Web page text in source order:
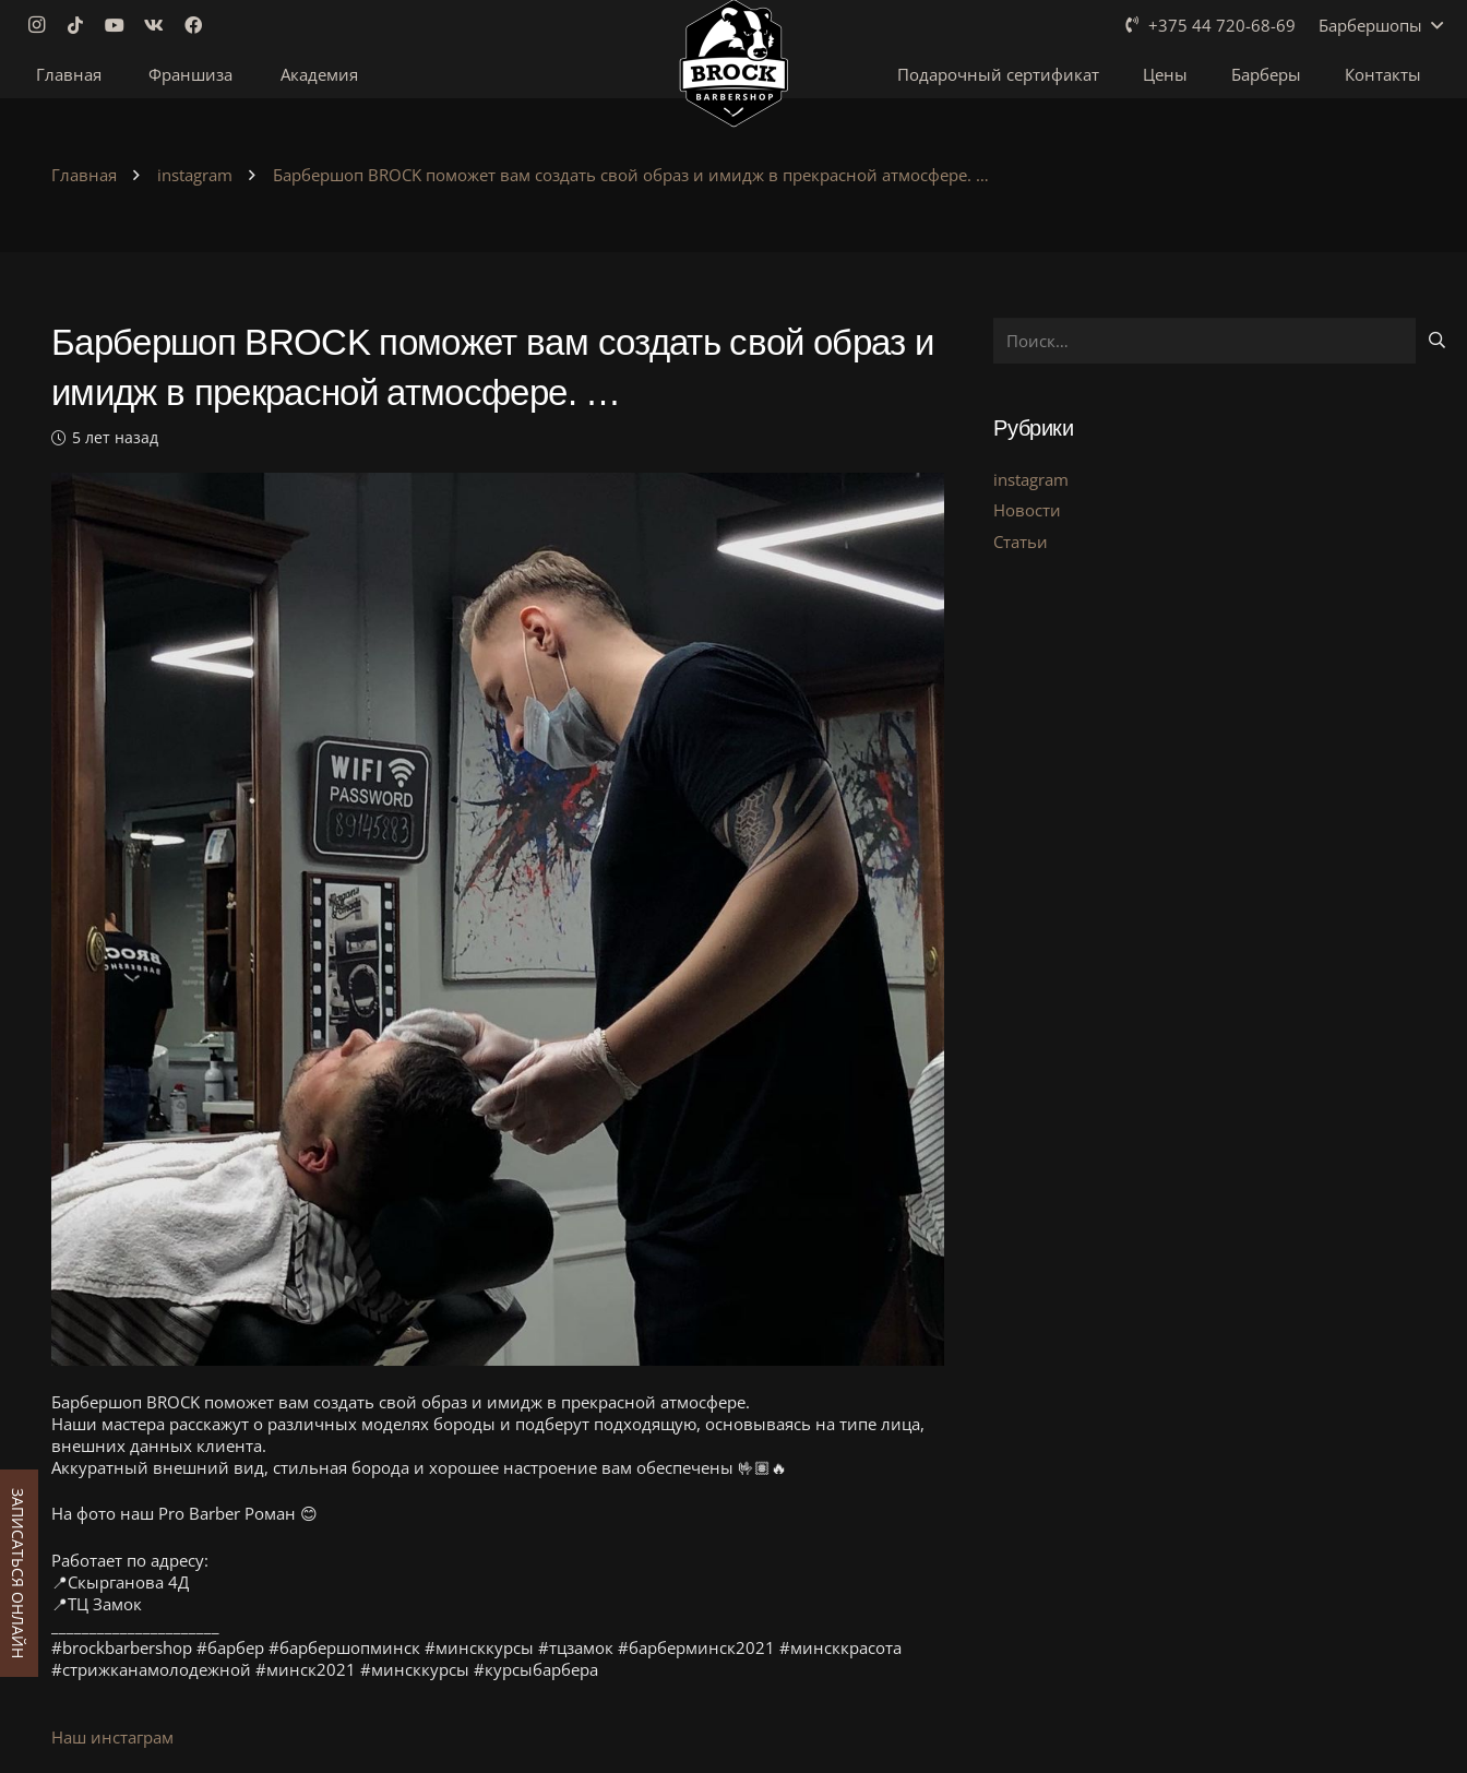
+375 44 720-68-69 Барбершопы
Главная Франшиза Академия Подарочный сертификат Цены Барберы Контакты
Главная instagram Барбершоп BROCK поможет вам создать свой образ и имидж в прекрасной атмосфере. …
Барбершоп BROCK поможет вам создать свой образ и
имидж в прекрасной атмосфере. …
5 лет назад
Барбершоп BROCK поможет вам создать свой образ и имидж в прекрасной атмосфере.
Наши мастера расскажут о различных моделях бороды и подберут подходящую, основываясь на типе лица,
внешних данных клиента.
Аккуратный внешний вид, стильная борода и хорошее настроение вам обеспечены 🤟🏽🔥
На фото наш Pro Barber Роман 😊
Работает по адресу:
📍Скырганова 4Д
📍ТЦ Замок
#brockbarbershop #барбер #барбершопминск #минсккурсы #тцзамок #барберминск2021 #минсккрасота
#стрижканамолодежной #минск2021 #минсккурсы #курсыбарбера
Наш инстаграм
Рубрики
instagram
Новости
Статьи
ЗАПИСАТЬСЯ ОНЛАЙН